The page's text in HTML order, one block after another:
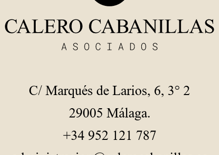
C/ Marqués de Larios, 6, 3° 2
29005 Málaga.
+34 952 121 787